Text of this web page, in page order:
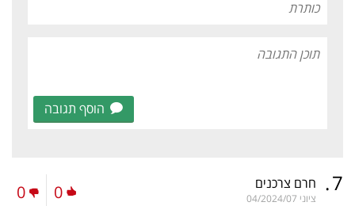
הוסף תגובה
7
. חרם צרכנים
ציוני 04/2024/07
0
0